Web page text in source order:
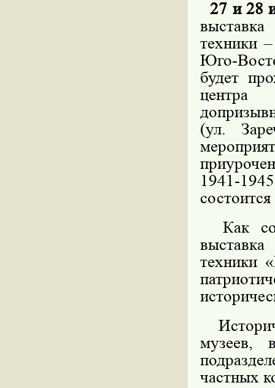
27 и 28
техники
Юго-
будет
центра
(ул.
1941-
Как
техники
музеев,
частных